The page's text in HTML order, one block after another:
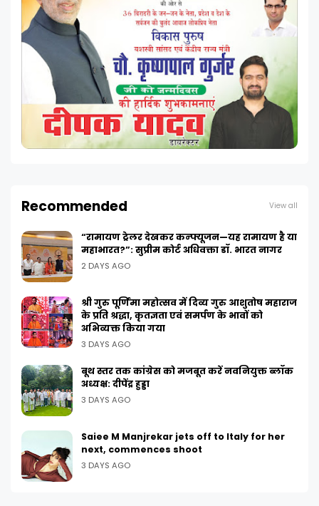
Recommended View all
“रामायण ट्रेलर देखकर कन्फ्यूजन—यह रामायण है या
महाभारत?”: सुप्रीम कोर्ट अधिवक्ता डॉ. भारत नागर
2 DAYS AGO
श्री गुरु पूर्णिमा महोत्सव में दिव्य गुरु आशुतोष महाराज
के प्रति श्रद्धा, कृतज्ञता एवं समर्पण के भावों को
अभिव्यक्त किया गया
3 DAYS AGO
बूथ स्तर तक कांग्रेस को मजबूत करें नवनियुक्त ब्लॉक
अध्यक्ष: दीपेंद्र हुड्डा
3 DAYS AGO
Saiee M Manjrekar jets off to Italy for her
next, commences shoot
3 DAYS AGO